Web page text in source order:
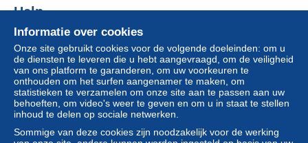
tracking)
€ 2,50
Betalingsvoorwaarden:
Alle betalingen worden gedaan met credit/debitcardof
overschrijving naar uw saldo. Er worden geen
betalingen gedaan per cheque of bankoverschrijving
rechtstreeks aan de verkoper.
Informatie over cookies
Onze site gebruikt cookies voor de volgende doeleinden: om u
de diensten te leveren die u hebt aangevraagd, om de veiligheid
van ons platform te garanderen, om uw voorkeuren te
onthouden om het surfen aangenamer te maken, om
statistieken te verzamelen om onze site aan te passen aan uw
behoeften, om video's weer te geven en om u in staat te stellen
inhoud te delen op sociale netwerken.
Sommige van deze cookies zijn noodzakelijk voor de werking
Help
Hulpcentrum
Kopen op Delcampe
Verkopen op Delcampe
Een beveiligde website